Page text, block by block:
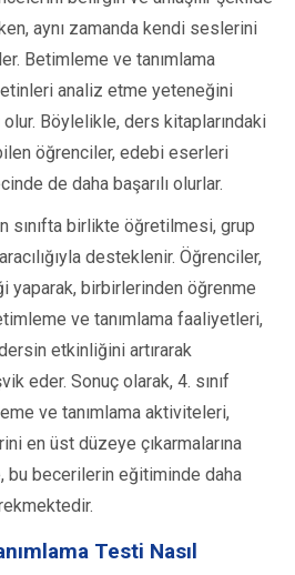
aynı zamanda kendi seslerini
Betimleme ve tanımlama
analiz etme yeteneğini
Böylelikle, ders kitaplarındaki
öğrenciler, edebi eserleri
de daha başarılı olurlar.
sınıfta birlikte öğretilmesi, grup
desteklenir. Öğrenciler,
yaparak, birbirlerinden öğrenme
ve tanımlama faaliyetleri,
etkinliğini artırarak
eder. Sonuç olarak, 4. sınıf
ve tanımlama aktiviteleri,
en üst düzeye çıkarmalarına
bu becerilerin eğitiminde daha
Testi Nasıl